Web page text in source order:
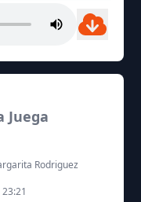
Juega
Rodriguez